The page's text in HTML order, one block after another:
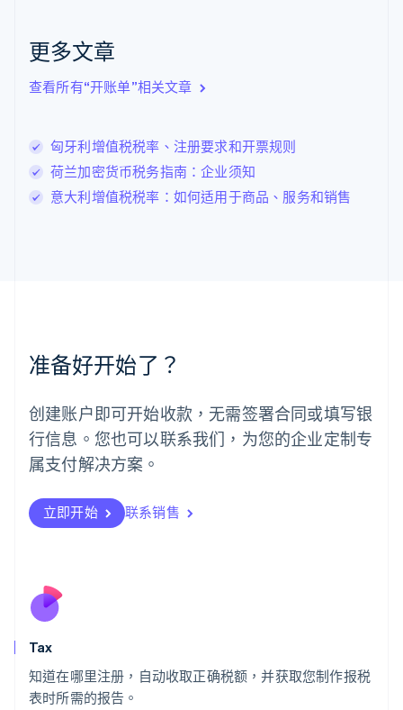
更多文章
查看所有“开账单”相关文章
匈牙利增值税税率、注册要求和开票规则
荷兰加密货币税务指南：企业须知
意大利增值税税率：如何适用于商品、服务和销售
准备好开始了？
创建账户即可开始收款，无需签署合同或填写银
行信息。您也可以联系我们，为您的企业定制专
属支付解决方案。
立即开始 联系销售
Tax
知道在哪里注册，自动收取正确税额，并获取您制作报税
表时所需的报告。
English Italiano
拉脱维亚
立陶宛
DeutschEnglish
卢森堡
Français DeutschEnglish
罗马尼亚
墨西哥
EspañolEnglish
English
葡萄牙
PortuguêsEnglish
日本
瑞典
Svenska English
瑞士
English
斯洛伐克
泰国
ไทยEnglish